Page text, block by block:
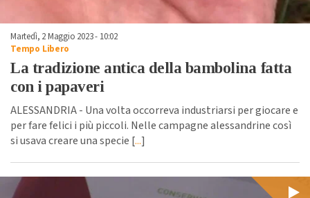
Martedì, 2 Maggio 2023 - 10:02
Tempo Libero
La tradizione antica della bambolina fatta
con i papaveri
ALESSANDRIA - Una volta occorreva industriarsi per giocare e
per fare felici i più piccoli. Nelle campagne alessandrine così
si usava creare una specie [...]